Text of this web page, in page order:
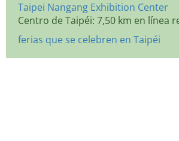
Taipei Nangang Exhibition Center
Centro de Taipéi: 7,50 km en línea
ferias que se celebren en Taipéi